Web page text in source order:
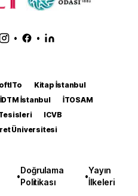
• •
Kitap İstanbul
İDTM İstanbul
İTOSAM
ICVB
Üniversitesi
•
Doğrulama
Politikası
•
Yayın
İlkeleri